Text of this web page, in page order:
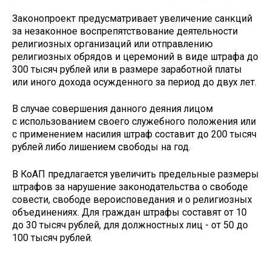
Законопроект предусматривает увеличение санкций
за незаконное воспрепятствование деятельности
религиозных организаций или отправлению
религиозных обрядов и церемоний в виде штрафа до
300 тысяч рублей или в размере заработной платы
или иного дохода осужденного за период до двух лет.
В случае совершения данного деяния лицом
с использованием своего служебного положения или
с применением насилия штраф составит до 200 тысяч
рублей либо лишением свободы на год.
В КоАП предлагается увеличить предельные размеры
штрафов за нарушение законодательства о свободе
совести, свободе вероисповедания и о религиозных
объединениях. Для граждан штрафы составят от 10
до 30 тысяч рублей, для должностных лиц - от 50 до
100 тысяч рублей.